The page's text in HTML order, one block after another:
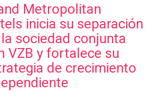
Metropolitan
inicia su separación
sociedad conjunta
VZB y fortalece su
de crecimiento